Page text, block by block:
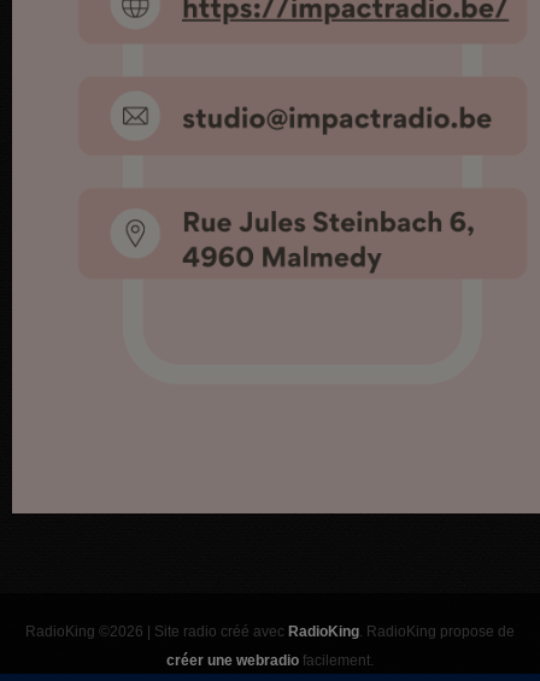
RadioKing ©2026 | Site radio créé avec RadioKing. RadioKing propose de
créer une webradio facilement.